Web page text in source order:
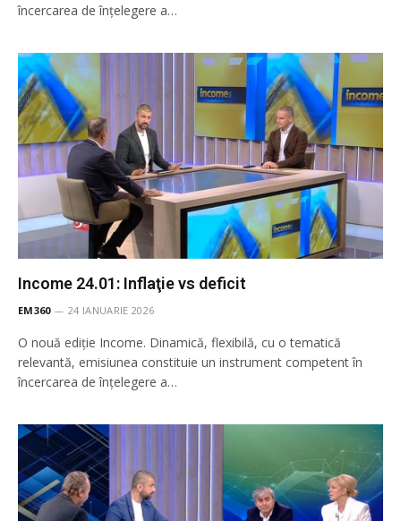
încercarea de înţelegere a…
Income 24.01: Inflaţie vs deficit
EM360 24 IANUARIE 2026
O nouă ediție Income. Dinamică, flexibilă, cu o tematică
relevantă, emisiunea constituie un instrument competent în
încercarea de înţelegere a…